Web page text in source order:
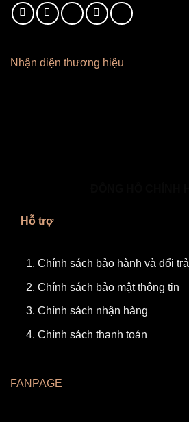
Nhận diện thương hiệu
Hỗ trợ
Chính sách bảo hành và đổi trả
Chính sách bảo mật thông tin
Chính sách nhận hàng
Chính sách thanh toán
FANPAGE